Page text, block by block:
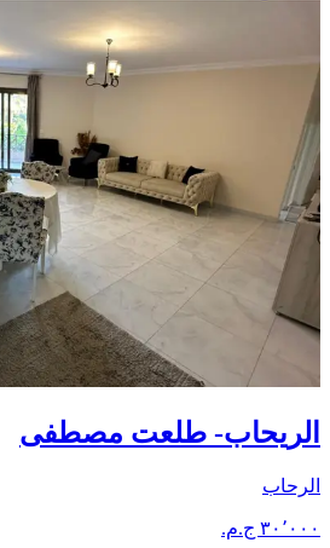
الريحاب- طلعت مصطفى
الرحاب